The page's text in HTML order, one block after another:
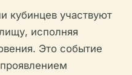
кубинцев участвуют
исполняя
Это событие